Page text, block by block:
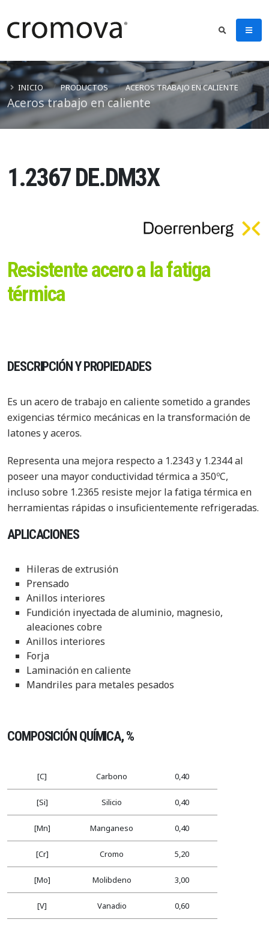
Aceros trabajo en caliente
INICIO PRODUCTOS ACEROS TRABAJO EN CALIENTE
1.2367 DE.DM3X
Resistente acero a la fatiga
térmica
DESCRIPCIÓN Y PROPIEDADES
Es un acero de trabajo en caliente sometido a grandes
exigencias térmico mecánicas en la transformación de
latones y aceros.
Representa una mejora respecto a 1.2343 y 1.2344 al
poseer una mayor conductividad térmica a 350ºC,
incluso sobre 1.2365 resiste mejor la fatiga térmica en
herramientas rápidas o insuficientemente refrigeradas.
APLICACIONES
Hileras de extrusión
Prensado
Anillos interiores
Fundición inyectada de aluminio, magnesio,
aleaciones cobre
Anillos interiores
Forja
Laminación en caliente
Mandriles para metales pesados
COMPOSICIÓN QUÍMICA, %
[C] Carbono 0,40
[Si] Silicio 0,40
[Mn] Manganeso 0,40
[Cr] Cromo 5,20
[Mo] Molibdeno 3,00
[V] Vanadio 0,60